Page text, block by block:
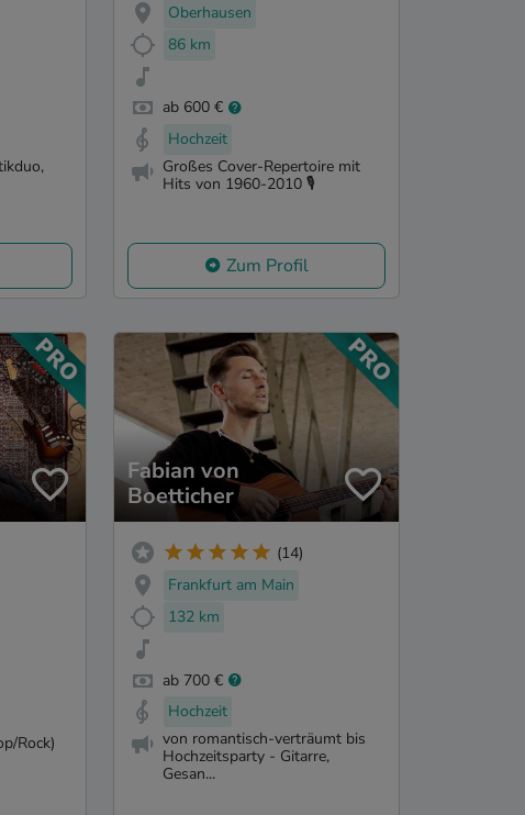
Oberhausen
86 km
ab 600 €
Hochzeit
Großes Cover-Repertoire mit
Hits von 1960-2010 🎙️
Zum Profil
Rock)
Fabian von
Boetticher
(14)
Frankfurt am Main
132 km
ab 700 €
Hochzeit
von romantisch-verträumt bis
Hochzeitsparty - Gitarre,
Gesan...